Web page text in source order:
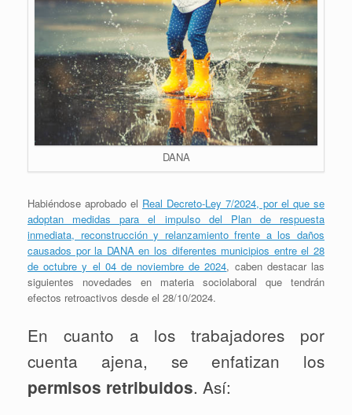
DANA
Habiéndose aprobado el Real Decreto-Ley 7/2024, por el que se
adoptan medidas para el impulso del Plan de respuesta
inmediata, reconstrucción y relanzamiento frente a los daños
causados por la DANA en los diferentes municipios entre el 28
de octubre y el 04 de noviembre de 2024, caben destacar las
siguientes novedades en materia sociolaboral que tendrán
efectos retroactivos desde el 28/10/2024.
En cuanto a los trabajadores por
cuenta ajena, se enfatizan los
permisos retribuidos. Así: